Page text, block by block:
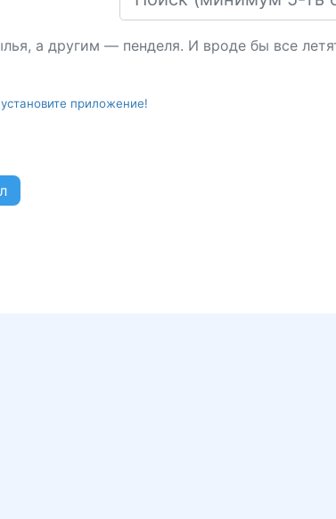
а другим — пенделя. И вроде бы все
приложение!